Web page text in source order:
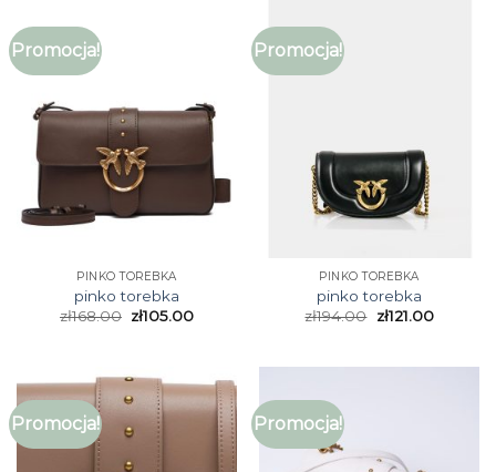
Promocja!
PINKO TOREBKA
pinko torebka
zł168.00 zł105.00
Promocja!
PINKO TOREBKA
pinko torebka
zł194.00 zł121.00
Promocja! Promocja!